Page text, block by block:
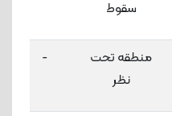
سقوط
منطقه تحت
نظر
-